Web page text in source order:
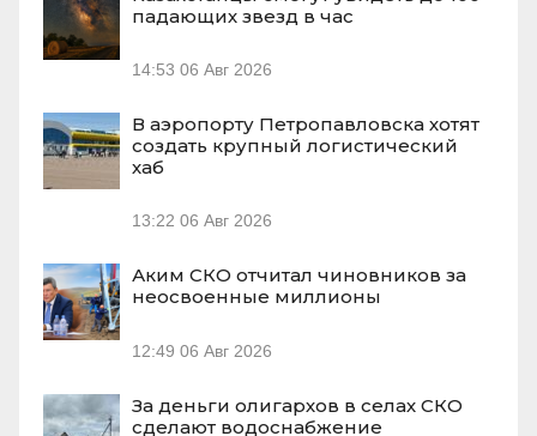
падающих звезд в час
14:53 06 Авг 2026
В аэропорту Петропавловска хотят
создать крупный логистический
хаб
13:22 06 Авг 2026
Аким СКО отчитал чиновников за
неосвоенные миллионы
12:49 06 Авг 2026
За деньги олигархов в селах СКО
сделают водоснабжение